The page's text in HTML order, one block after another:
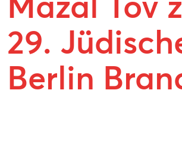
29.
Berlin